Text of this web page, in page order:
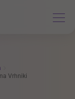
Vrhniki